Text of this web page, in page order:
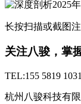
长按扫描或截图
关注八骏，掌
TEL:155 5819 1031
杭州八骏科技有限